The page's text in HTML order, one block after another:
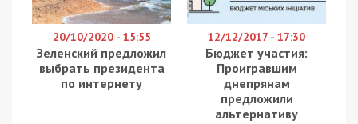
Міський головаБорис Філатов повідомив,що у
Дніпрі у середу, 3 червня, оголошено день трауру
за загиблими внаслідок ракетного удару вночі 2